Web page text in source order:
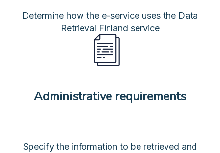
Determine how the e-service uses the Data
Retrieval Finland service
Administrative requirements
Specify the information to be retrieved and